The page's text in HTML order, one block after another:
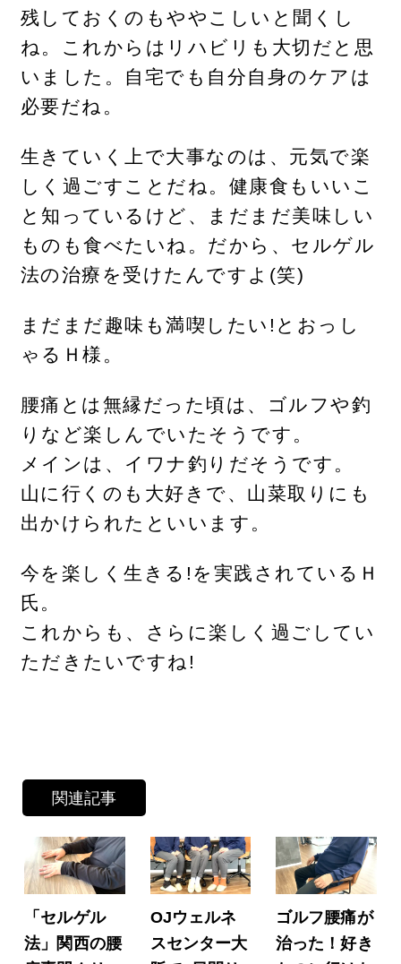
残しておくのもややこしいと聞くし
ね。これからはリハビリも大切だと思
いました。自宅でも自分自身のケアは
必要だね。
生きていく上で大事なのは、元気で楽
しく過ごすことだね。健康食もいいこ
と知っているけど、まだまだ美味しい
ものも食べたいね。だから、セルゲル
法の治療を受けたんですよ(笑)
まだまだ趣味も満喫したい!とおっし
ゃるＨ様。
腰痛とは無縁だった頃は、ゴルフや釣
りなど楽しんでいたそうです。
メインは、イワナ釣りだそうです。
山に行くのも大好きで、山菜取りにも
出かけられたといいます。
今を楽しく生きる!を実践されているＨ
氏。
これからも、さらに楽しく過ごしてい
ただきたいですね!
関連記事
「セルゲル
法」関西の腰
OJウェルネ
スセンター大
ゴルフ腰痛が
治った！好き